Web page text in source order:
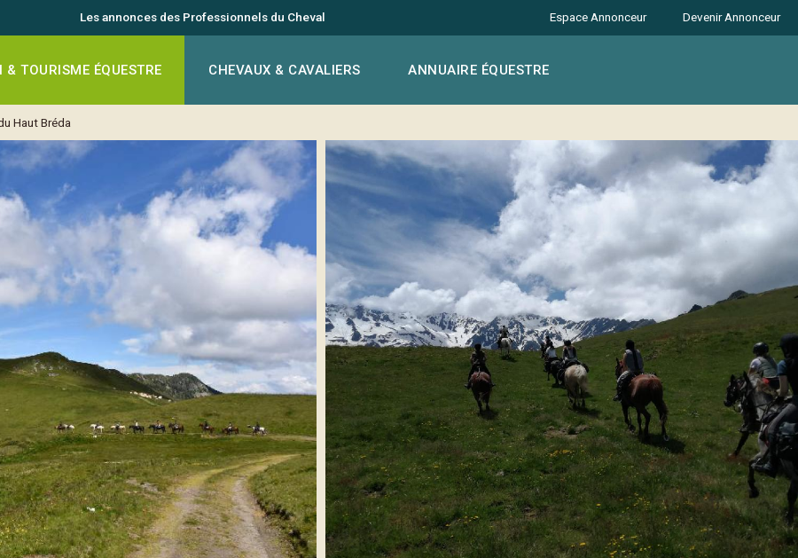
Les annonces des Professionnels du Cheval
& TOURISME ÉQUESTRE CHEVAUX & CAVALIERS ANNUAIRE ÉQUESTRE
Espace Annonceur Devenir Annonceur
Haut Bréda